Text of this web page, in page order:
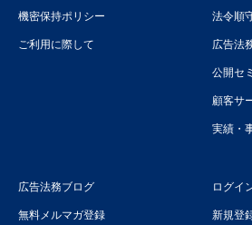
機密保持ポリシー
ご利用に際して
法令順
広告法
公開セ
顧客サ
実績・
広告法務ブログ
無料メルマガ登録
ログイ
新規登